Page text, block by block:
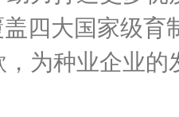
四大国家级育
为种业企业